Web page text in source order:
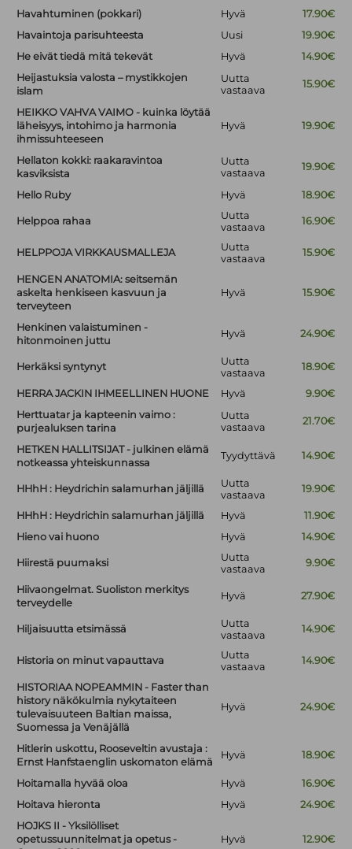
Havahtuminen (pokkari) Hyvä
17.90€
Havaintoja parisuhteesta
Uusi
19.90€
He eivät tiedä mitä tekevät
Hyvä
14.90€
Heijastuksia valosta – mystikkojen
islam
Uutta
vastaava
15.90€
HEIKKO VAHVA VAIMO - kuinka löytää
läheisyys, intohimo ja harmonia
ihmissuhteeseen
Hyvä 19.90€
Hellaton kokki: raakaravintoa
kasviksista
Uutta
vastaava
19.90€
Hello Ruby Hyvä 18.90€
Helppoa rahaa
Uutta
vastaava
16.90€
HELPPOJA VIRKKAUSMALLEJA
Uutta
vastaava
15.90€
HENGEN ANATOMIA: seitsemän
askelta henkiseen kasvuun ja
terveyteen
Hyvä 15.90€
Henkinen valaistuminen -
hitonmoinen juttu
Hyvä 24.90€
Herkäksi syntynyt
Uutta
vastaava
18.90€
HERRA JACKIN IHMEELLINEN HUONE Hyvä
9.90€
Herttuatar ja kapteenin vaimo :
purjealuksen tarina
Uutta
vastaava
21.70€
HETKEN HALLITSIJAT - julkinen elämä
notkeassa yhteiskunnassa
Tyydyttävä 14.90€
HHhH : Heydrichin salamurhan jäljillä
Uutta
vastaava
19.90€
HHhH : Heydrichin salamurhan jäljillä Hyvä
11.90€
Hieno vai huono
Hyvä 14.90€
Hiirestä puumaksi
Uutta
vastaava
9.90€
Hiivaongelmat. Suoliston merkitys
terveydelle
Hyvä 27.90€
Hiljaisuutta etsimässä
Uutta
vastaava
14.90€
Historia on minut vapauttava
Uutta
vastaava
14.90€
HISTORIAA NOPEAMMIN - Faster than
history näkökulmia nykytaiteen
tulevaisuuteen Baltian maissa,
Suomessa ja Venäjällä
Hyvä 24.90€
Hitlerin uskottu, Rooseveltin avustaja :
Ernst Hanfstaenglin uskomaton elämä
Hyvä 18.90€
Hoitamalla hyvää oloa Hyvä
16.90€
Hoitava hieronta
Hyvä
24.90€
HOJKS II - Yksilölliset
opetussuunnitelmat ja opetus -
Hyvä 12.90€